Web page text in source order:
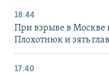
18:44
При взрыве в
Плохотнюк и зять
17:40